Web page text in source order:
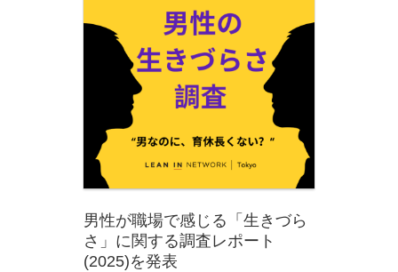
男性が職場で感じる「生きづら
さ」に関する調査レポート
(2025)を発表